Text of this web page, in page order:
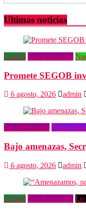
Ultimas noticias
Capital Las destacadas
Promete SEGOB
6 agosto, 2026 admin
Las destacadas Municipios
Bajo amenazas,
6 agosto, 2026 admin
Capital Las destacadas Lo